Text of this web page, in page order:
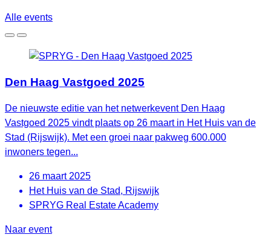
Alle events
Den Haag Vastgoed 2025
De nieuwste editie van het netwerkevent Den Haag
Vastgoed 2025 vindt plaats op 26 maart in Het Huis van de
Stad (Rijswijk). Met een groei naar pakweg 600.000
inwoners tegen...
26 maart 2025
Het Huis van de Stad, Rijswijk
SPRYG Real Estate Academy
Naar event